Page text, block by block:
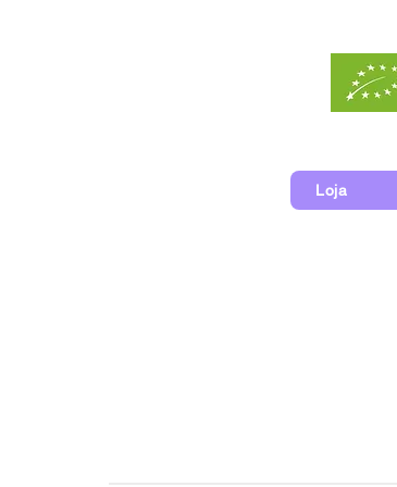
Loja